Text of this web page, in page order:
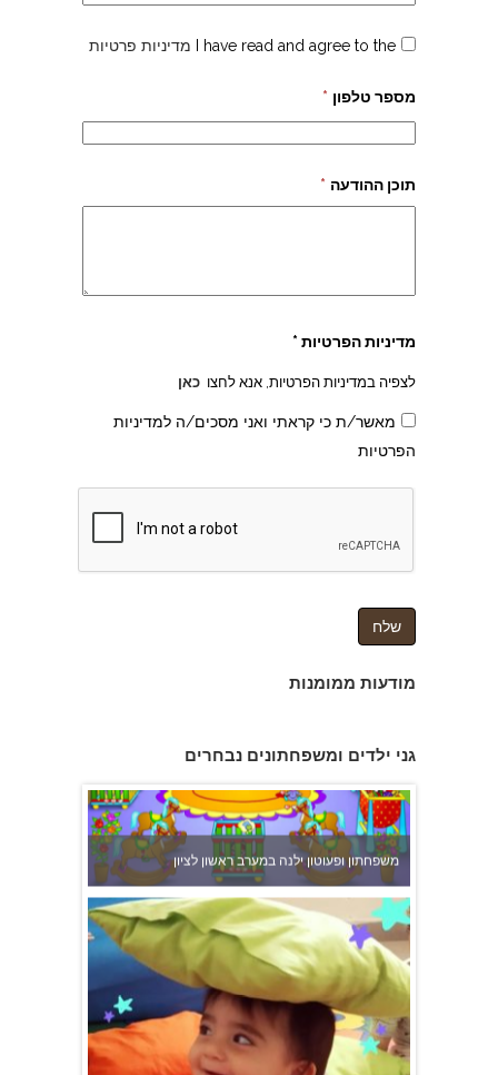
I have read and agree to the מדיניות פרטיות
מספר טלפון *
תוכן ההודעה *
מדיניות הפרטיות *
לצפיה במדיניות הפרטיות, אנא לחצו כאן
מאשר/ת כי קראתי ואני מסכים/ה למדיניות
הפרטיות
מודעות ממומנות
גני ילדים ומשפחתונים נבחרים
משפחתון ופעוטון ילנה במערב ראשון לציון